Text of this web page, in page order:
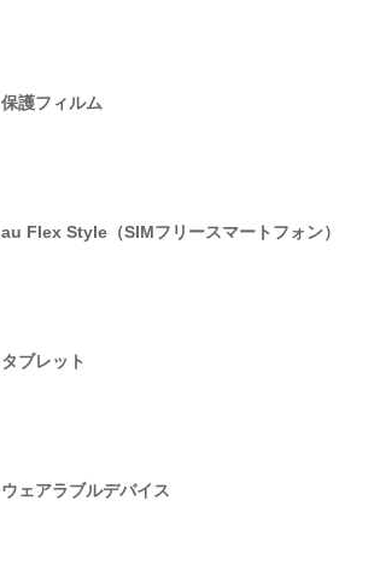
保護フィルム
au Flex Style（SIMフリースマートフォン）
タブレット
ウェアラブルデバイス